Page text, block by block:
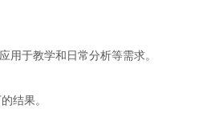
用于教学和日常分析等需求。
结果。